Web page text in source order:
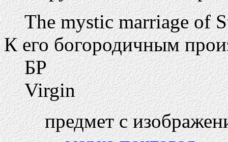
The mystic marriage of
К его богородичным
БР
Virgin
предмет с